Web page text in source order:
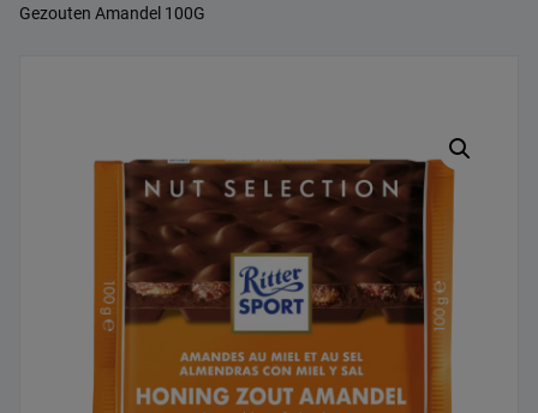
Gezouten Amandel 100G